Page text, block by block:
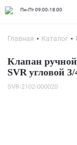
Пн-Пт 09:00-18:00
Главная Каталог
Клапан
SVR угловой 3/
SVR-2102-000020